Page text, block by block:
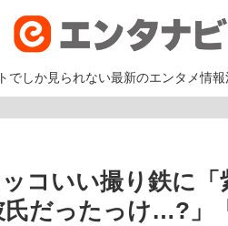
でしか見られない最新のエンタメ情報
コいい撮り鉄に「
だったっけ…?」